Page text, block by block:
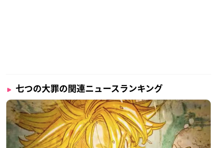
七つの大罪の関連ニュースランキング